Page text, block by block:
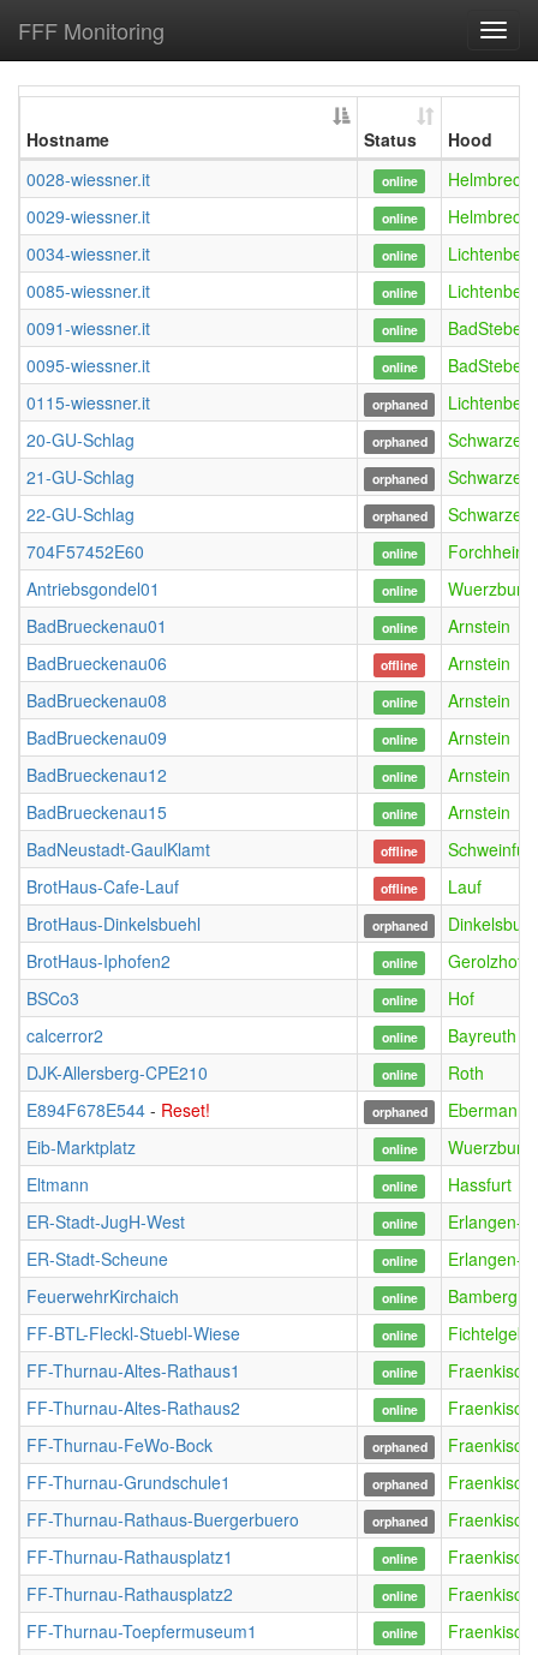
FFF Monitoring
Hostname Status
Hood
0028-wiessner.it
online
0029-wiessner.it
online
0034-wiessner.it
online
Lichtenberg
0085-wiessner.it
online
Lichtenberg
0091-wiessner.it
online
BadSteben
0095-wiessner.it
online
BadSteben
0115-wiessner.it
orphaned
Lichtenberg
20-GU-Schlag
orphaned
21-GU-Schlag
orphaned
22-GU-Schlag
orphaned
704F57452E60
online
Forchheim
Antriebsgondel01
online
Wuerzburg
BadBrueckenau01
online
Arnstein
BadBrueckenau06
offline
Arnstein
BadBrueckenau08
online
Arnstein
BadBrueckenau09
online
Arnstein
BadBrueckenau12
online
Arnstein
BadBrueckenau15
online
Arnstein
BadNeustadt-GaulKlamt
offline
Schweinfurt
BrotHaus-Cafe-Lauf
offline
Lauf
BrotHaus-Dinkelsbuehl
orphaned
BrotHaus-Iphofen2
online
BSCo3
online
Hof
calcerror2
online
Bayreuth
DJK-Allersberg-CPE210
online
Roth
E894F678E544 - Reset! orphaned
Eib-Marktplatz
online
Wuerzburg
Eltmann
online
Hassfurt
ER-Stadt-JugH-West
online
Erlangen-
ER-Stadt-Scheune
online
Erlangen-
FeuerwehrKirchaich
online
Bamberg
FF-BTL-Fleckl-Stuebl-Wiese
online
FF-Thurnau-Altes-Rathaus1
online
FF-Thurnau-Altes-Rathaus2
online
FF-Thurnau-FeWo-Bock
orphaned
FF-Thurnau-Grundschule1
orphaned
FF-Thurnau-Rathaus-Buergerbuero
orphaned
FF-Thurnau-Rathausplatz1
online
FF-Thurnau-Rathausplatz2
online
FF-Thurnau-Toepfermuseum1
online